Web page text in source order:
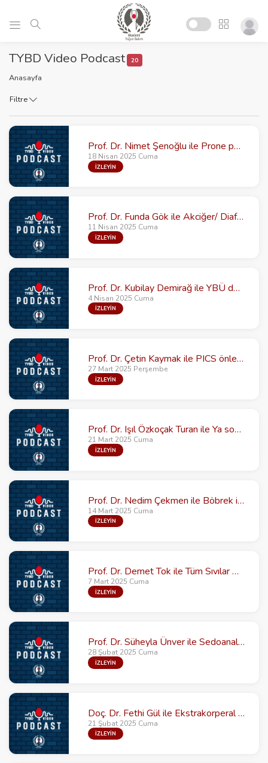
TYBD Video Podcast 20
Anasayfa
Filtre
Prof. Dr. Nimet Şenoğlu ile Prone pozisyon standart bakım mı yoksa kurtarma stratejisi mi?
18 Nisan 2025 Cuma
İZLEYİN
Prof. Dr. Funda Gök ile Akciğer/ Diafragma USG
11 Nisan 2025 Cuma
İZLEYİN
Prof. Dr. Kubilay Demirağ ile YBÜ de İndirekt kalorimetri
4 Nisan 2025 Cuma
İZLEYİN
Prof. Dr. Çetin Kaymak ile PICS önlenebilir mi: Nütrisyonun etkisi
27 Mart 2025 Perşembe
İZLEYİN
Prof. Dr. Işıl Özkoçak Turan ile Ya sonra? Yoğun bakım sonrası sendrom (PICS)
21 Mart 2025 Cuma
İZLEYİN
Prof. Dr. Nedim Çekmen ile Böbrek için en iyi vazopressör
14 Mart 2025 Cuma
İZLEYİN
Prof. Dr. Demet Tok ile Tüm Sıvılar Böbreğe Zararlı mı?
7 Mart 2025 Cuma
İZLEYİN
Prof. Dr. Süheyla Ünver ile Sedoanaljezide 5N+1K
28 Şubat 2025 Cuma
İZLEYİN
Doç. Dr. Fethi Gül ile Ekstrakorperal Tedavileri ( ECMO, ECCO2R ve Hemoadsorpsiyon)
21 Şubat 2025 Cuma
İZLEYİN